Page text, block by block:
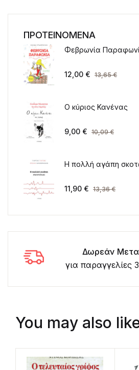
ΠΡΟΤΕΙΝΟΜΕΝΑ
Φεβρωνία
12,00 € 13,65€
Ο κύριος Κανένας
9,00 € 10,09€
Η πολλή αγάπη
11,90 € 13,36€
Δωρεάν
για παραγγελίες
You may also